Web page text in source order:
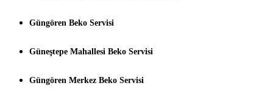
Güngören Beko Servisi
Güneştepe Mahallesi Beko Servisi
Güngören Merkez Beko Servisi